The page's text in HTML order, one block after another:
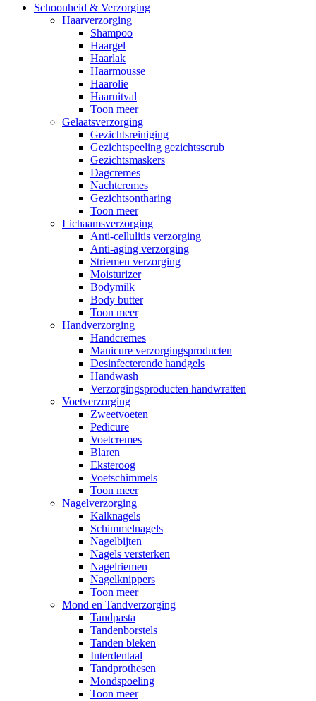
Schoonheid & Verzorging
Haarverzorging
Shampoo
Haargel
Haarlak
Haarmousse
Haarolie
Haaruitval
Toon meer
Gelaatsverzorging
Gezichtsreiniging
Gezichtspeeling gezichtsscrub
Gezichtsmaskers
Dagcremes
Nachtcremes
Gezichtsontharing
Toon meer
Lichaamsverzorging
Anti-cellulitis verzorging
Anti-aging verzorging
Striemen verzorging
Moisturizer
Bodymilk
Body butter
Toon meer
Handverzorging
Handcremes
Manicure verzorgingsproducten
Desinfecterende handgels
Handwash
Verzorgingsproducten handwratten
Voetverzorging
Zweetvoeten
Pedicure
Voetcremes
Blaren
Eksteroog
Voetschimmels
Toon meer
Nagelverzorging
Kalknagels
Schimmelnagels
Nagelbijten
Nagels versterken
Nagelriemen
Nagelknippers
Toon meer
Mond en Tandverzorging
Tandpasta
Tandenborstels
Tanden bleken
Interdentaal
Tandprothesen
Mondspoeling
Toon meer